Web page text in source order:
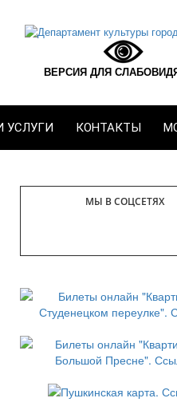
ВЕРСИЯ ДЛЯ
УСЛУГИ КОНТАКТЫ
МЫ В СОЦСЕТЯХ